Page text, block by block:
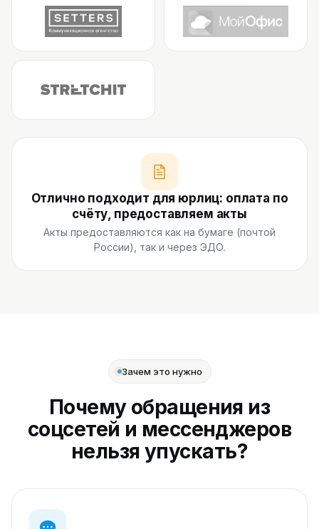
Отлично подходит для юрлиц: оплата по
счёту, предоставляем акты
Акты предоставляются как на бумаге (почтой
России), так и через ЭДО.
Зачем это нужно
Почему обращения из
соцсетей и мессенджеров
нельзя упускать?